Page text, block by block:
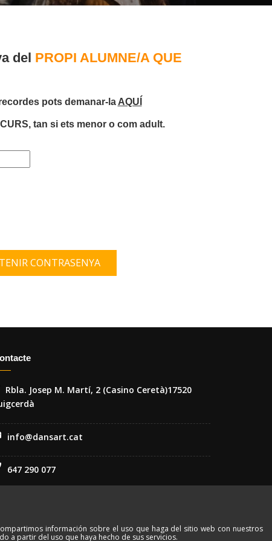
del PROPI ALUMNE/A QUE
pots demanar-la AQUÍ
tan si ets menor o com adult.
CONTRASENYA
Rbla. Josep M. Martí, 2 (Casino Ceretà)17520
info@dansart.cat
647 290 077
información sobre el uso que haga del sitio web con nuestros
a partir del uso que haya hecho de sus servicios.